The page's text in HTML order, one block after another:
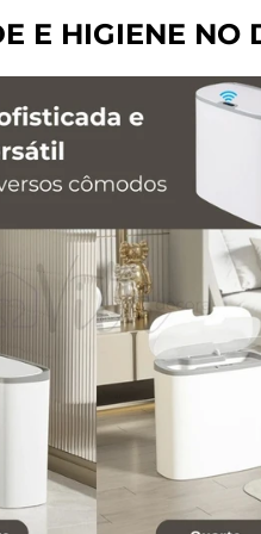
E HIGIENE NO